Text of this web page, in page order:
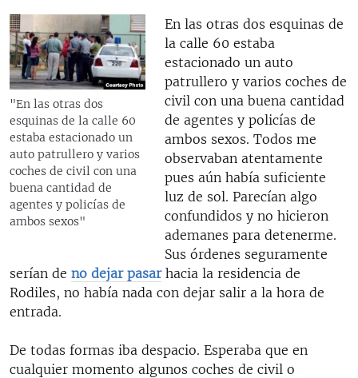
"En las otras dos
esquinas de la calle 60
estaba estacionado un
auto patrullero y varios
coches de civil con una
buena cantidad de
agentes y policías de
ambos sexos"
En las otras dos esquinas de
la calle 60 estaba
estacionado un auto
patrullero y varios coches de
civil con una buena cantidad
de agentes y policías de
ambos sexos. Todos me
observaban atentamente
pues aún había suficiente
luz de sol. Parecían algo
confundidos y no hicieron
ademanes para detenerme.
Sus órdenes seguramente
serían de no dejar pasarhacia la residencia de
Rodiles, no había nada con dejar salir a la hora de
entrada.
De todas formas iba despacio. Esperaba que en
cualquier momento algunos coches de civil o